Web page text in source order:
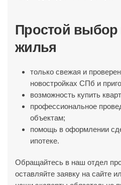
Простой выбор
жилья
только свежая и
новостройках СПб и
возможность купить
профессиональное
объектам;
помощь в оформлении
ипотеке.
Обращайтесь в наш отдел
оставляйте заявку на сайте